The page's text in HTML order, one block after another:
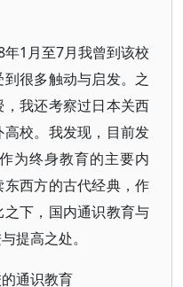
1月至7月我曾到该校
很多触动与启发。之
我还考察过日本关西
校。我发现，目前发
为终身教育的主要内
西方的古代经典，作
下，国内通识教育与
提高之处。
通识教育